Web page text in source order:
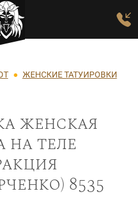
ЖЕНСКИЕ ТАТУИРОВКИ
женская
на теле
8535